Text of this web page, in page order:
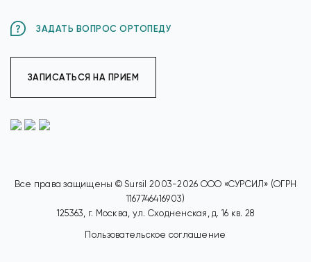
ЗАДАТЬ ВОПРОС ОРТОПЕДУ
ЗАПИСАТЬСЯ НА ПРИЕМ
Все права защищены © Sursil 2003-2026 ООО «СУРСИЛ» (ОГРН
1167746416903)
125363, г. Москва, ул. Сходненская, д. 16 кв. 28
Пользовательское соглашение